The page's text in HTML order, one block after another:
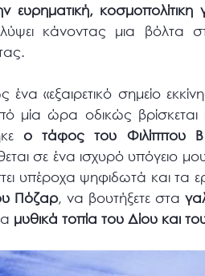
ευρηματική, κοσμοπολίτικη
κάνοντας μια βόλτα
«εξαιρετικό σημείο
μία ώρα οδικώς βρίσκεται
ο τάφος του Φιλίππου
σε ένα ισχυρό υπόγειο
υπέροχα ψηφιδωτά και τα
Πόζαρ, να βουτήξετε στα
μυθικά τοπία του Δίου και